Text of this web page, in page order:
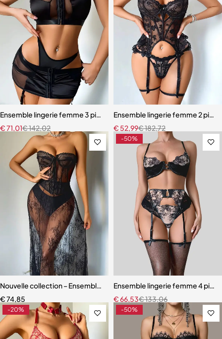
Ensemble lingerie femme 3 pièces – Satin noir avec corset à lacets
€142,02
€71,01
Ensemble lingerie femme 2
€182,72
€ 52,99
Nouvelle collection – Ensemble lingerie 3 pièces élégant et moderne
€74,85
-50%
Ensemble lingerie femme 4
€133,06
€66,53
-20% -50%